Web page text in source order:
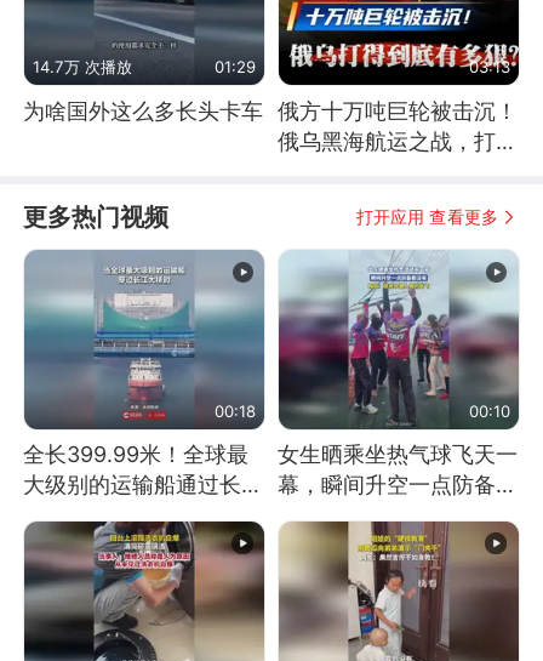
14.7万 次播放 01:29
为啥国外这么多长头卡车
03:13
俄方十万吨巨轮被击沉！
俄乌黑海航运之战，打得
更多热门视频 打开应用 查看更多
00:18
全长399.99米！全球最
大级别的运输船通过长江
00:10
女生晒乘坐热气球飞天一
幕，瞬间升空一点防备都